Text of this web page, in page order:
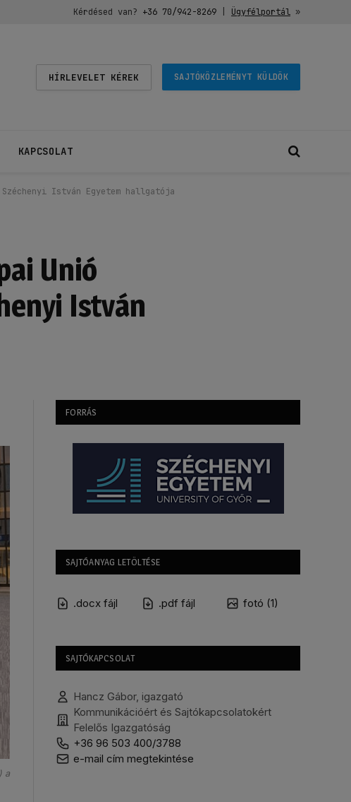
Kérdésed van? +36 70/942-8269| Ügyfélportál»
HÍRLEVELET KÉREK SAJTÓKÖZLEMÉNYT KÜLDÖK
KAPCSOLAT
István Egyetem hallgatója
Unió
István
a
FORRÁS
SAJTÓANYAG LETÖLTÉSE
.docx fájl .pdf fájl fotó (1)
SAJTÓKAPCSOLAT
Hancz Gábor, igazgató
Kommunikációért és Sajtókapcsolatokért
Felelős Igazgatóság
+36 96 503 400/3788
e-mail cím megtekintése